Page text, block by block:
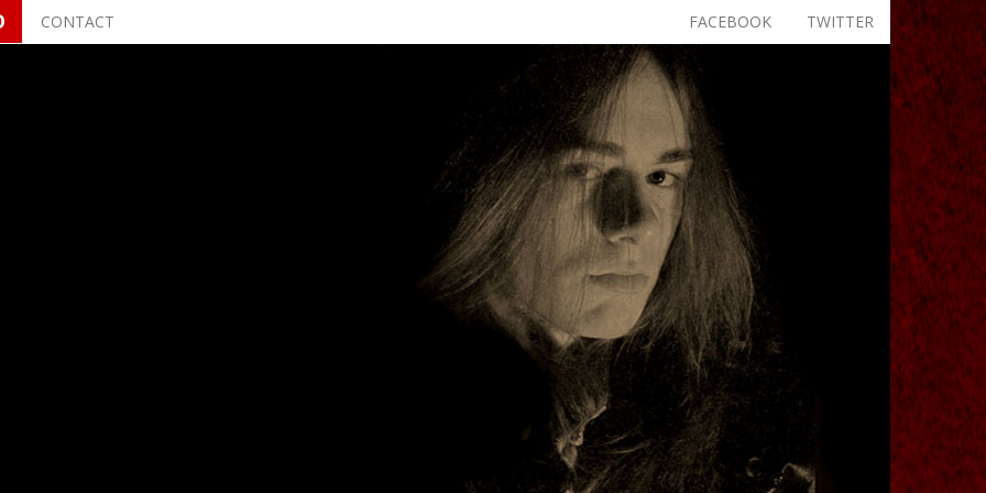
CONTACT TWITTER
FACEBOOK